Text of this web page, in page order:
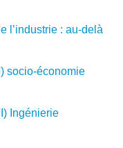
l’industrie : au-delà
socio-économie
Ingénierie